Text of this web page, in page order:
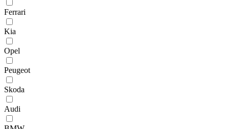
Ferrari
Kia
Opel
Peugeot
Skoda
Audi